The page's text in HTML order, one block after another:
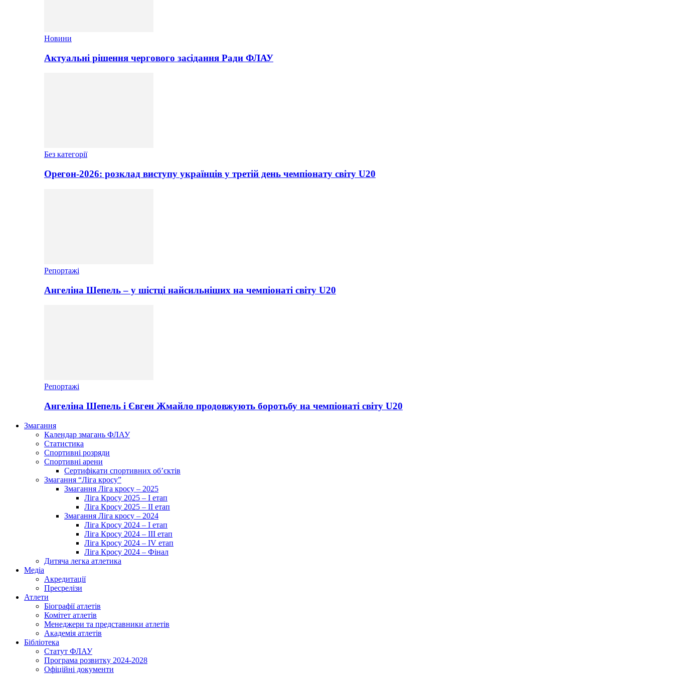
Новини
Актуальні рішення чергового засідання Ради ФЛАУ
Без категорії
Орегон-2026: розклад виступу українців у третій день чемпіонату світу U20
Репортажі
Ангеліна Шепель – у шістці найсильніших на чемпіонаті світу U20
Репортажі
Ангеліна Шепель і Євген Жмайло продовжують боротьбу на чемпіонаті світу U20
Змагання
Календар змагань ФЛАУ
Статистика
Спортивні розряди
Спортивні арени
Сертифікати спортивних об’єктів
Змагання “Ліга кросу”
Змагання Ліга кросу – 2025
Ліга Кросу 2025 – I етап
Ліга Кросу 2025 – II етап
Змагання Ліга кросу – 2024
Ліга Кросу 2024 – I етап
Ліга Кросу 2024 – III етап
Ліга Кросу 2024 – IV етап
Ліга Кросу 2024 – Фінал
Дитяча легка атлетика
Медіа
Акредитації
Пресрелізи
Атлети
Біографії атлетів
Комітет атлетів
Менеджери та представники атлетів
Академія атлетів
Бібліотека
Статут ФЛАУ
Програма розвитку 2024-2028
Офіційні документи